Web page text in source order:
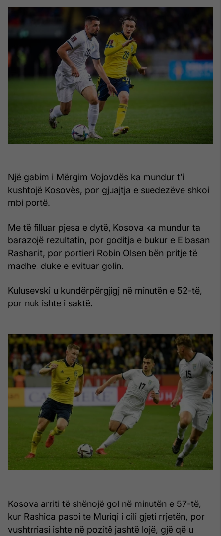
Një gabim i Mërgim Vojovdës ka mundur t’i
kushtojë Kosovës, por gjuajtja e suedezëve shkoi
mbi portë.
Me të filluar pjesa e dytë, Kosova ka mundur ta
barazojë rezultatin, por goditja e bukur e Elbasan
Rashanit, por portieri Robin Olsen bën pritje të
madhe, duke e evituar golin.
Kulusevski u kundërpërgjigj në minutën e 52-të,
por nuk ishte i saktë.
Kosova arriti të shënojë gol në minutën e 57-të,
kur Rashica pasoi te Muriqi i cili gjeti rrjetën, por
vushtrriasi ishte në pozitë jashtë lojë, gjë që u